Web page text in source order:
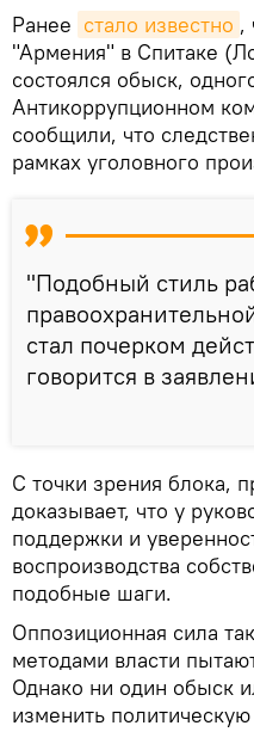
Ранее стало известно ,
"Армения" в Спитаке
состоялся обыск,
Антикоррупционном
сообщили, что
рамках уголовного
"Подобный стиль
стал почерком
говорится в
С точки зрения блока,
доказывает, что у
поддержки и
воспроизводства
подобные шаги.
Оппозиционная сила
методами власти
Однако ни один обыск
изменить